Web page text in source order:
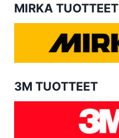
MIRKA TUOTTEET
3M TUOTTEET